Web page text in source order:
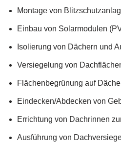
Montage von
Einbau von Solarmodulen
Isolierung von Dächern und
Versiegelung von
Flächenbegrünung auf
Eindecken/Abdecken von
Errichtung von Dachrinnen
Ausführung von